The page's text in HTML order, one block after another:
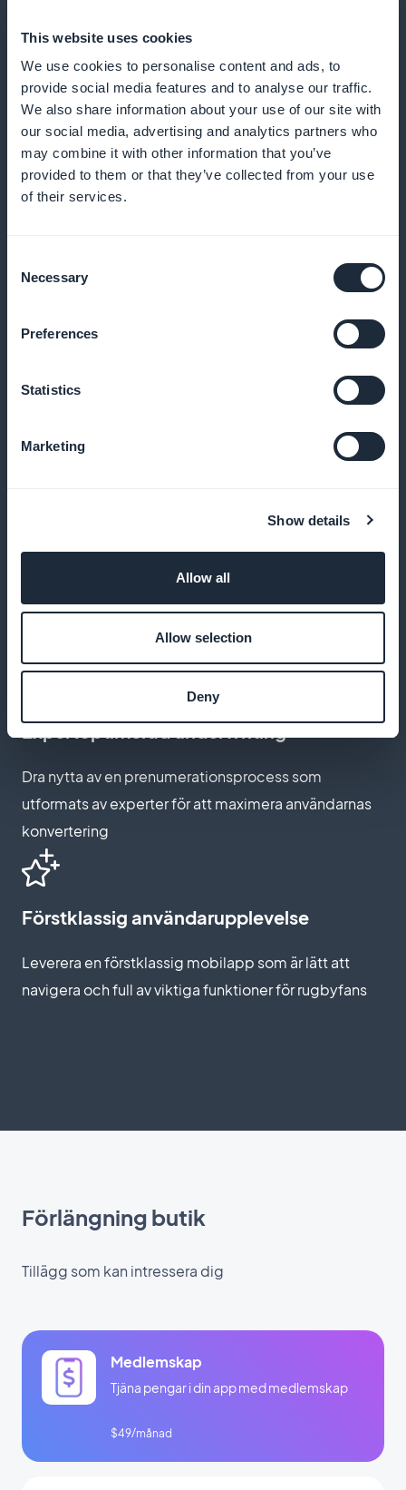
This website uses cookies
We use cookies to personalise content and ads, to
provide social media features and to analyse our traffic.
We also share information about your use of our site with
our social media, advertising and analytics partners who
may combine it with other information that you’ve
provided to them or that they’ve collected from your use
of their services.
Selection
Necessary
Preferences
Statistics
Marketing
Show details
Allow all
Allow selection
Deny
Detaljerade analyser för en förfinad
innehållsstrategi
Använd djupgående data för att skräddarsy ditt
innehållserbjudande efter rugbyfansens preferenser
Lyft fram dina prenumerationer med kampanjer
uppmärksamheten hos nya besökare
Behåll alla intäkter som genereras av dina
Anpassa prenumerationssidan
Anpassa prenumerationssidan så att den återspeglar
rugbysportens anda och passion
Expertoptimerad underwriting
Dra nytta av en prenumerationsprocess som
utformats av experter för att maximera användarnas
konvertering
Förstklassig användarupplevelse
Leverera en förstklassig mobilapp som är lätt att
navigera och full av viktiga funktioner för rugbyfans
Förlängning butik
Tillägg som kan intressera dig
Medlemskap
Tjäna pengar i din app med medlemskap
$49/månad